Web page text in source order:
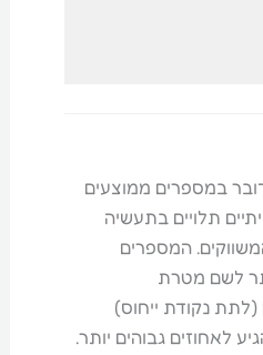
במספרים ממוצעים
תלויים בתעשיה
המספרים
לשם מטרת
benchmarking (לתת נקודת ייחוס)
לאחוזים גבוהים יותר.